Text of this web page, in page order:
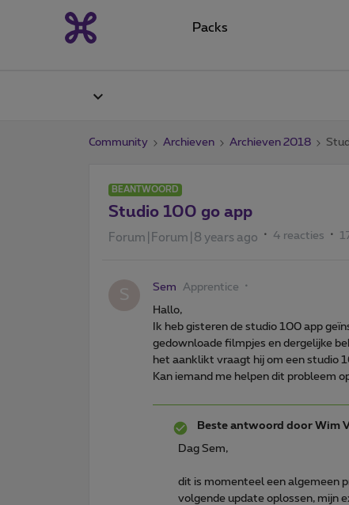
Packs
Community Archieven Archieven 2018
BEANTWOORD
Studio 100 go app
Forum|Forum|8 years ago 4 reacties
S Sem Apprentice
Hallo,
Ik heb gisteren de studio 100 app
gedownloade filmpjes en dergelijke
het aanklikt vraagt hij om een studio
Kan iemand me helpen dit probleem
Beste antwoord door Wim
Dag Sem,
dit is momenteel een algemeen
volgende update oplossen, mijn